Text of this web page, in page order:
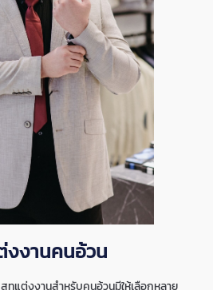
งงานคนอ้วน
แต่งงานสำหรับคนอ้วนมีให้เลือกหลาย